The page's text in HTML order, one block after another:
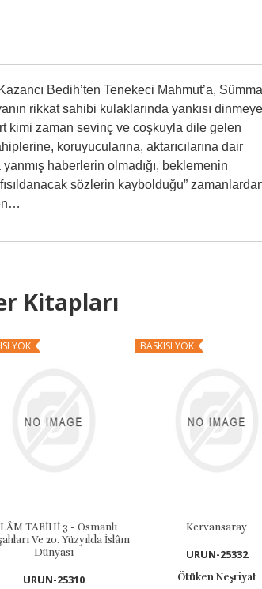
Bedih’ten Tenekeci Mahmut’a,
rikkat sahibi kulaklarında yankısı
kimi zaman sevinç ve coşkuyla dile gelen
koruyucularına, aktarıcılarına dair
haberlerin olmadığı, beklemenin
sözlerin kaybolduğu”
Kitapları
YOK
TARİHİ 3 - Osmanlı
Ve 20. Yüzyılda İslâm
Dünyası
URUN-25310
BASKISI YOK
Kervansaray
URUN-25332
Ötüken Neşriyat